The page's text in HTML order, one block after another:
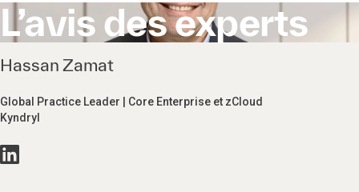
L’avis des experts
Hassan Zamat
Global Practice Leader | Core Enterprise et zCloud
Kyndryl